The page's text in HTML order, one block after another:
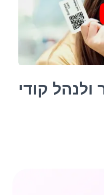
Previous